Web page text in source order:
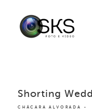
CHÁCARA ALVORADA
Shorting